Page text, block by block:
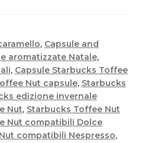
, Capsule and
aromatizzate Natale,
, Capsule Starbucks Toffee
Nut capsule, Starbucks
edizione invernale
Nut, Starbucks Toffee Nut
Nut compatibili Dolce
compatibili Nespresso,